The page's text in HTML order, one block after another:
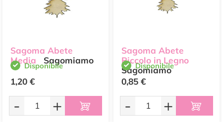
Sagoma Abete
Media
Sagomiamo
Disponibile
1,20 €
- +
Sagoma Abete
Piccolo in Legno
Sagomiamo
Disponibile
0,85 €
- +